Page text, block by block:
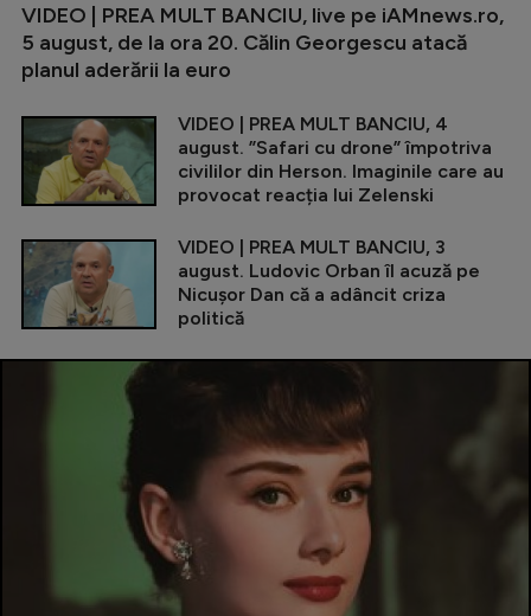
VIDEO | PREA MULT BANCIU, live pe iAMnews.ro,
5 august, de la ora 20. Călin Georgescu atacă
planul aderării la euro
VIDEO | PREA MULT BANCIU, 4
august. ”Safari cu drone” împotriva
civililor din Herson. Imaginile care au
provocat reacția lui Zelenski
VIDEO | PREA MULT BANCIU, 3
august. Ludovic Orban îl acuză pe
Nicușor Dan că a adâncit criza
politică